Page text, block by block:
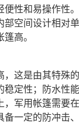
便性和易操作性
空间设计相对
高。
，这是由其特殊
稳定性；防水性
军用帐篷需要
一定的防冲击